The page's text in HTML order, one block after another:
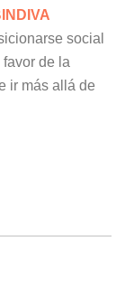
social
de la
ir más allá de